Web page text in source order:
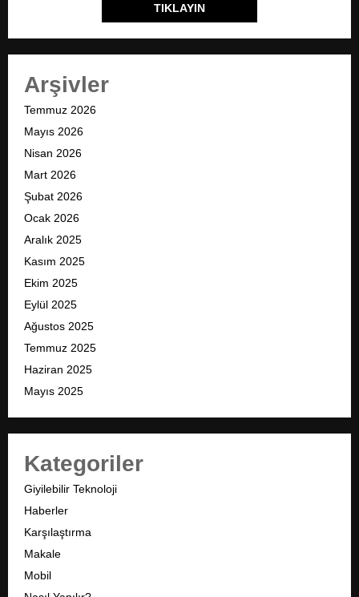
TIKLAYIN
Arşivler
Temmuz 2026
Mayıs 2026
Nisan 2026
Mart 2026
Şubat 2026
Ocak 2026
Aralık 2025
Kasım 2025
Ekim 2025
Eylül 2025
Ağustos 2025
Temmuz 2025
Haziran 2025
Mayıs 2025
Kategoriler
Giyilebilir Teknoloji
Haberler
Karşılaştırma
Makale
Mobil